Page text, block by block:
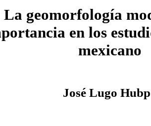
La geomorfología
en los
mexicano
José Lugo